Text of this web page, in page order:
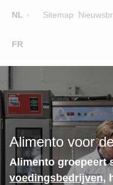
NL
FR
Sitemap
Main
LESGEVERS
WIE ZIJN WE
TEAM
CONTACT
Alimento voor
Alimento groepeert
voedingsbedrijven,